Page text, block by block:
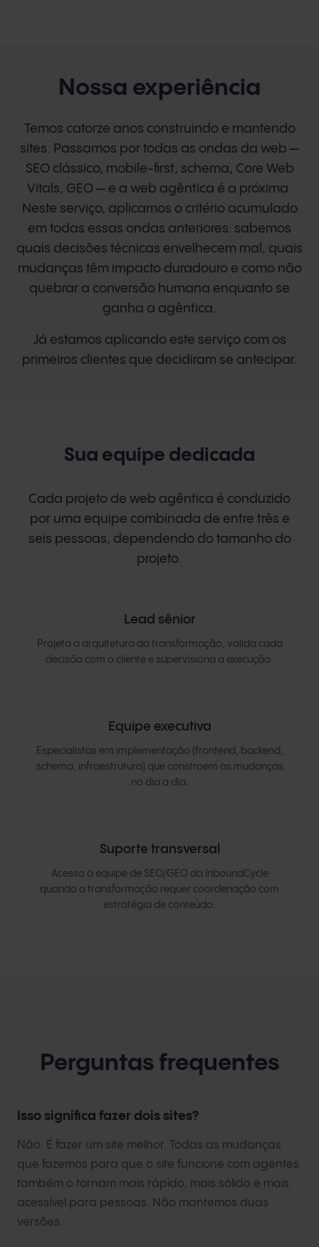
Nossa experiência
Temos catorze anos construindo e mantendo
sites. Passamos por todas as ondas da web —
SEO clássico, mobile-first, schema, Core Web
Vitals, GEO — e a web agêntica é a próxima.
Neste serviço, aplicamos o critério acumulado
em todas essas ondas anteriores: sabemos
quais decisões técnicas envelhecem mal, quais
mudanças têm impacto duradouro e como não
quebrar a conversão humana enquanto se
ganha a agêntica.
Já estamos aplicando este serviço com os
primeiros clientes que decidiram se antecipar.
Sua equipe dedicada
Cada projeto de web agêntica é conduzido
por uma equipe combinada de entre três e
seis pessoas, dependendo do tamanho do
projeto.
Lead sênior
Projeta a arquitetura da transformação, valida cada
decisão com o cliente e supervisiona a execução.
Equipe executiva
Especialistas em implementação (frontend, backend,
schema, infraestrutura) que constroem as mudanças
no dia a dia.
Suporte transversal
Acesso à equipe de SEO/GEO da InboundCycle
quando a transformação requer coordenação com
estratégia de conteúdo.
Perguntas frequentes
Isso significa fazer dois sites?
Não. É fazer um site melhor. Todas as mudanças
que fazemos para que o site funcione com agentes
também o tornam mais rápido, mais sólido e mais
acessível para pessoas. Não mantemos duas
versões.